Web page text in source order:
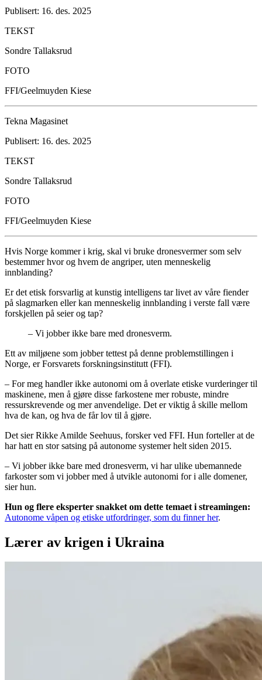
Publisert: 16. des. 2025
TEKST
Sondre Tallaksrud
FOTO
FFI/Geelmuyden Kiese
Tekna Magasinet
Publisert: 16. des. 2025
TEKST
Sondre Tallaksrud
FOTO
FFI/Geelmuyden Kiese
Hvis Norge kommer i krig, skal vi bruke dronesvermer som selv
bestemmer hvor og hvem de angriper, uten menneskelig
innblanding?
Er det etisk forsvarlig at kunstig intelligens tar livet av våre fiender
på slagmarken eller kan menneskelig innblanding i verste fall være
forskjellen på seier og tap?
– Vi jobber ikke bare med dronesverm.
Ett av miljøene som jobber tettest på denne problemstillingen i
Norge, er Forsvarets forskningsinstitutt (FFI).
– For meg handler ikke autonomi om å overlate etiske vurderinger til
maskinene, men å gjøre disse farkostene mer robuste, mindre
ressurskrevende og mer anvendelige. Det er viktig å skille mellom
hva de kan, og hva de får lov til å gjøre.
Det sier Rikke Amilde Seehuus, forsker ved FFI. Hun forteller at de
har hatt en stor satsing på autonome systemer helt siden 2015.
– Vi jobber ikke bare med dronesverm, vi har ulike ubemannede
farkoster som vi jobber med å utvikle autonomi for i alle domener,
sier hun.
Hun og flere eksperter snakket om dette temaet i streamingen:
Autonome våpen og etiske utfordringer, som du finner her.
Lærer av krigen i Ukraina